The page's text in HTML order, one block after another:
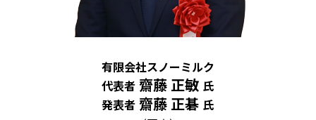
有限会社スノーミルク
代表者 齋藤 正敏 氏
発表者 齋藤 正碁 氏